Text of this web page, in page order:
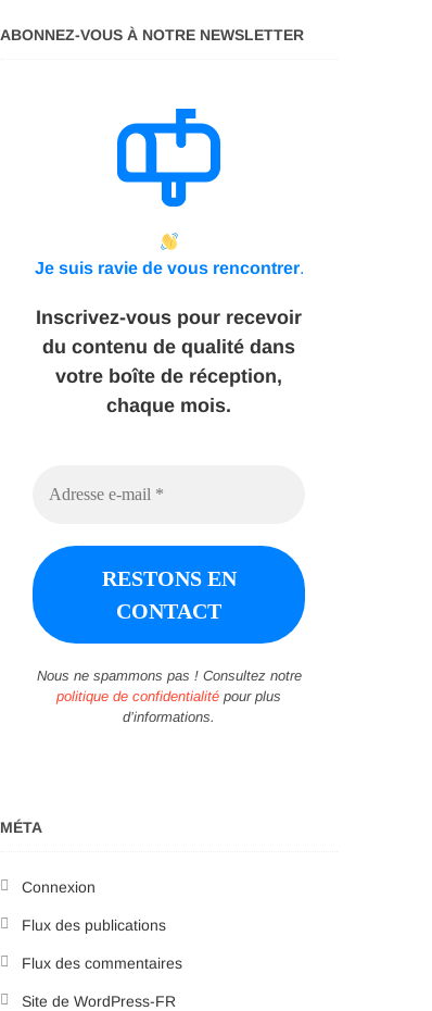
ABONNEZ-VOUS À NOTRE NEWSLETTER
Je suis ravie de vous rencontrer.
Inscrivez-vous pour recevoir
du contenu de qualité dans
votre boîte de réception,
chaque mois.
Nous ne spammons pas ! Consultez notre
politique de confidentialité pour plus
d’informations.
MÉTA
Connexion
Flux des publications
Flux des commentaires
Site de WordPress-FR